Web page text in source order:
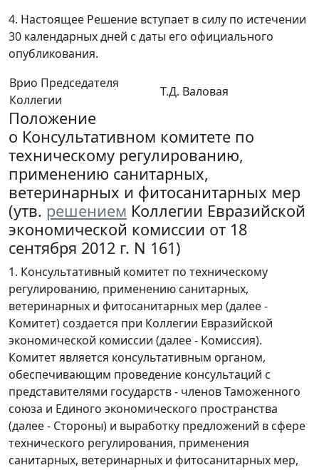
4. Настоящее Решение вступает в силу по истечении
30 календарных дней с даты его официального
опубликования.
Врио Председателя
Коллегии
Т.Д. Валовая
Положение
о Консультативном комитете по
техническому регулированию,
применению санитарных,
ветеринарных и фитосанитарных мер
(утв. решением Коллегии Евразийской
экономической комиссии от 18
сентября 2012 г. N 161)
1. Консультативный комитет по техническому
регулированию, применению санитарных,
ветеринарных и фитосанитарных мер (далее -
Комитет) создается при Коллегии Евразийской
экономической комиссии (далее - Комиссия).
Комитет является консультативным органом,
обеспечивающим проведение консультаций с
представителями государств - членов Таможенного
союза и Единого экономического пространства
(далее - Стороны) и выработку предложений в сфере
технического регулирования, применения
санитарных, ветеринарных и фитосанитарных мер,